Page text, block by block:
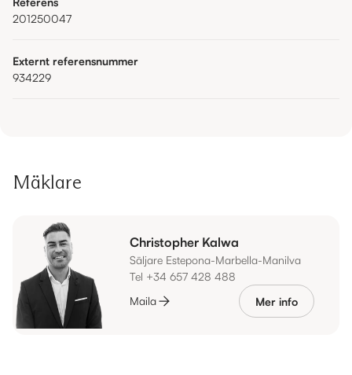
201250047
Externt referensnummer
934229
Mäklare
Christopher Kalwa
Säljare Estepona-Marbella-Manilva
Tel +34 657 428 488
Maila
Mer info